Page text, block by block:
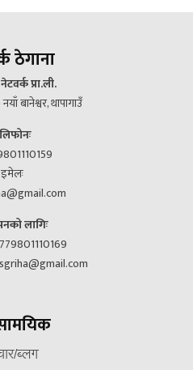
ठेगाना
प्रा.ली.
बानेश्वर, थापागाउँ
इमेलः
लागिः
ब्लग